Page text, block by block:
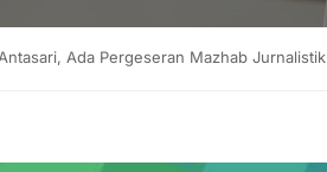
Ada Pergeseran Mazhab Jurnalistik